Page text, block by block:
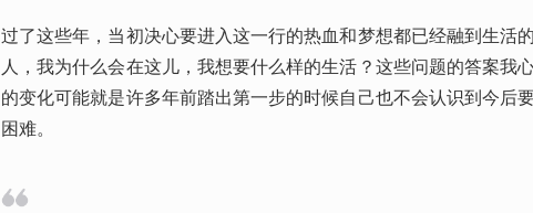
过了这些年，当初决心要进入这一行的热血和梦想都已经融到生活
人，我为什么会在这儿，我想要什么样的生活？这些问题的答案我
的变化可能就是许多年前踏出第一步的时候自己也不会认识到今后
困难。